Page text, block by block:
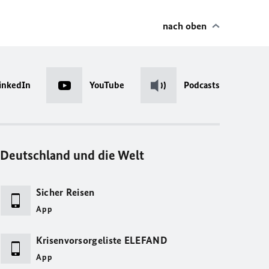
nach oben
YouTube Podcasts
Deutschland und die Welt
Sicher Reisen
App
Krisenvorsorgeliste ELEFAND
App